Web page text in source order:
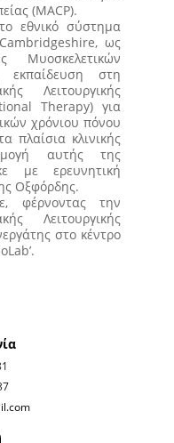
(MACP).
εθνικό σύστημα
ως
Μυοσκελετικών
εκπαίδευση στη
Λειτουργικής
Therapy) για
χρόνιου πόνου
πλαίσια κλινικής
αυτής της
με ερευνητική
Οξφόρδης.
φέρνοντας την
Λειτουργικής
στο κέντρο